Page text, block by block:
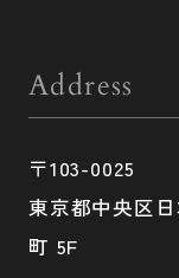
Address
〒103-0025
東京都中央区
町 5F